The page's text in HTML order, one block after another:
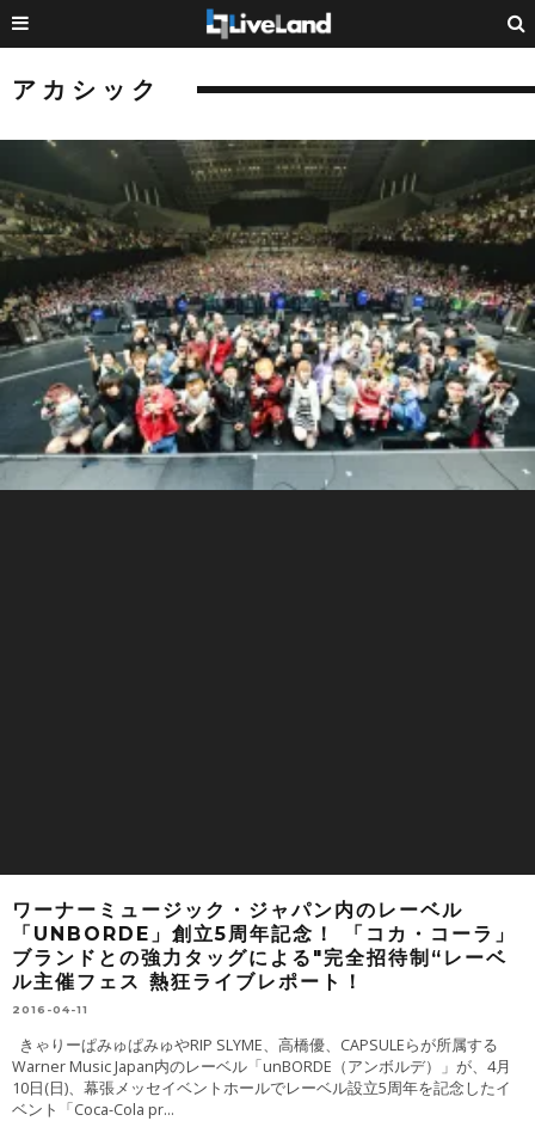
アカシック
ワーナーミュージック・ジャパン内のレーベル
「UNBORDE」創立5周年記念！ 「コカ・コーラ」
ブランドとの強力タッグによる″完全招待制“レーベ
ル主催フェス 熱狂ライブレポート！
2016-04-11
きゃりーぱみゅぱみゅやRIP SLYME、高橋優、CAPSULEらが所属する
Warner Music Japan内のレーベル「unBORDE（アンボルデ）」が、4月
10日(日)、幕張メッセイベントホールでレーベル設立5周年を記念したイ
ベント「Coca-Cola pr...